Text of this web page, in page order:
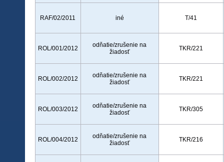
RAF/02/2011 iné T/41
ROL/001/2012
odňatie/zrušenie na
žiadosť
TKR/221
ROL/002/2012
odňatie/zrušenie na
žiadosť
TKR/221
ROL/003/2012
odňatie/zrušenie na
žiadosť
TKR/305
ROL/004/2012
odňatie/zrušenie na
žiadosť
TKR/216